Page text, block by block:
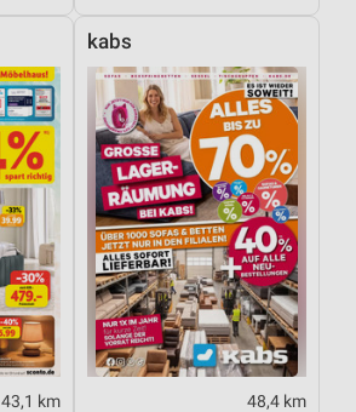
43,1 km
kabs
48,4 km